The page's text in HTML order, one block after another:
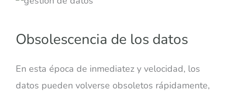
Obsolescencia de los datos
En esta época de inmediatez y velocidad, los
datos pueden volverse obsoletos rápidamente,